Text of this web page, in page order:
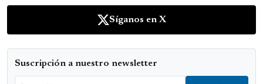
Síganos en X
Suscripción a nuestro newsletter